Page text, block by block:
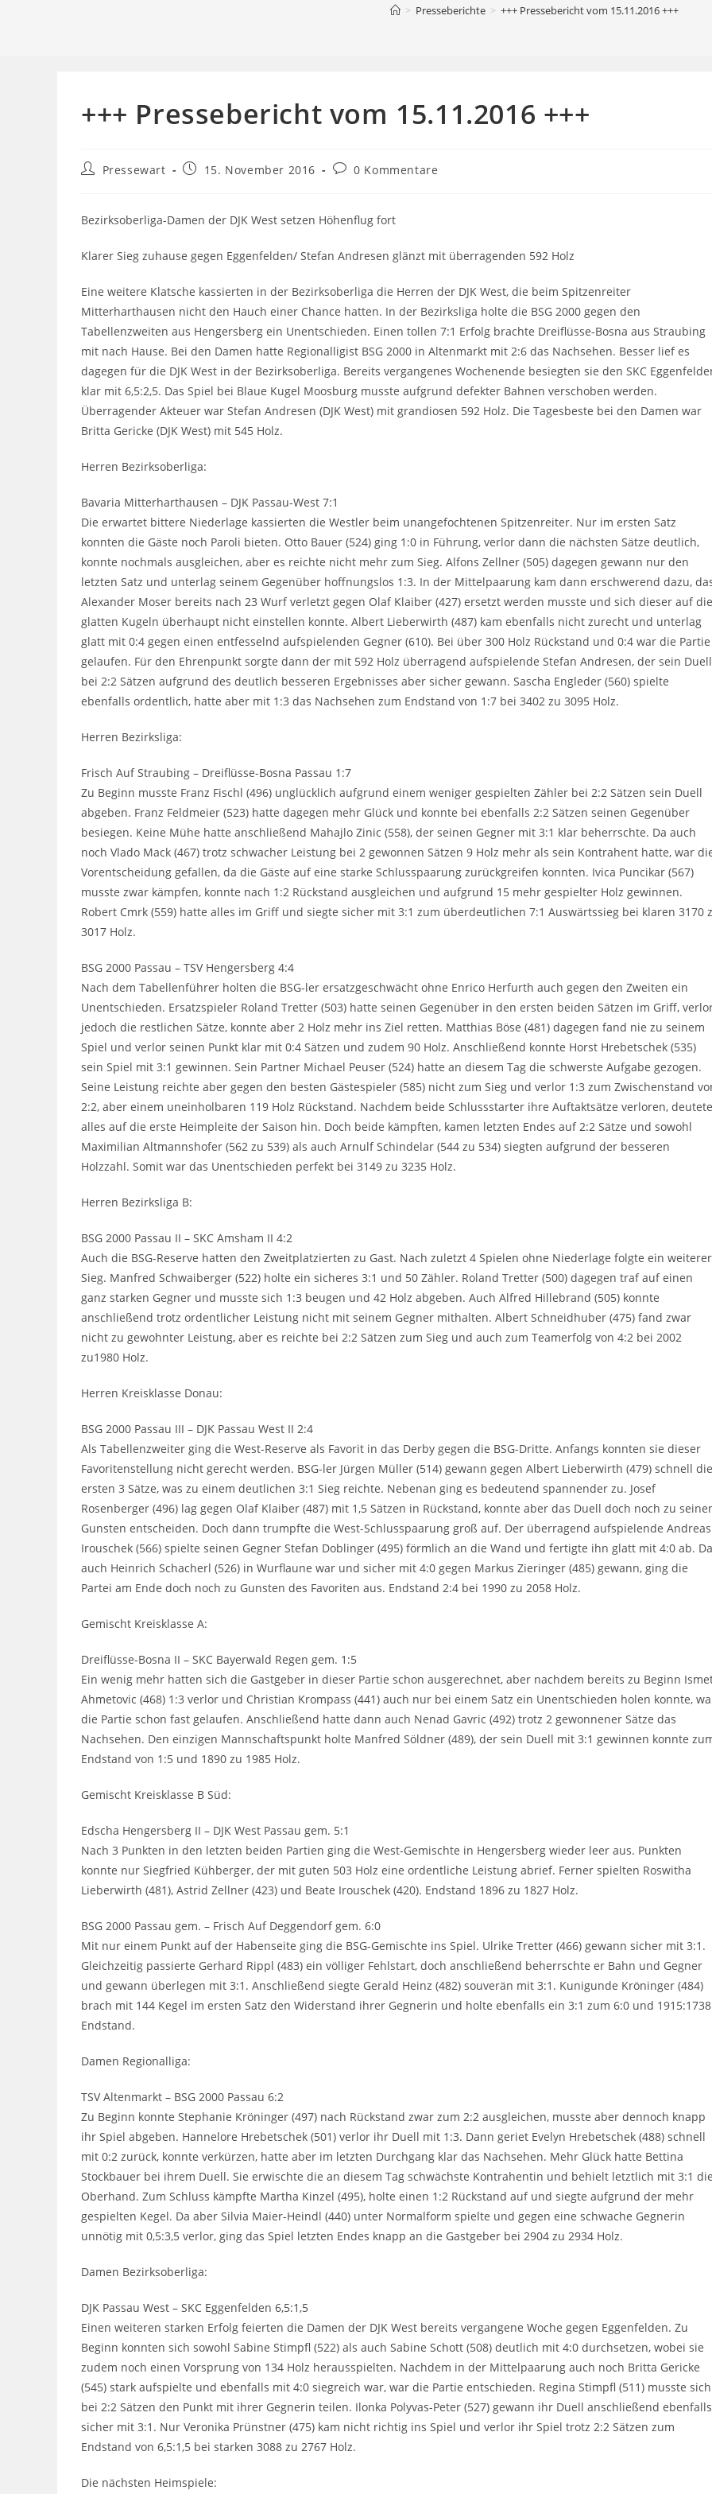
> Presseberichte > +++ Pressebericht vom 15.11.2016 +++
+++ Pressebericht vom 15.11.2016 +++
Beitrags-
Pressewart
Beitrag15. November 2016
Beitrags-
0 Kommentare
Bezirksoberliga-Damen der DJK West setzen Höhenflug fort
Klarer Sieg zuhause gegen Eggenfelden/ Stefan Andresen glänzt mit überragenden 592 Holz
Eine weitere Klatsche kassierten in der Bezirksoberliga die Herren der DJK West, die beim Spitzenreiter
Mitterharthausen nicht den Hauch einer Chance hatten. In der Bezirksliga holte die BSG 2000 gegen den
Tabellenzweiten aus Hengersberg ein Unentschieden. Einen tollen 7:1 Erfolg brachte Dreiflüsse-Bosna aus Straubing
mit nach Hause. Bei den Damen hatte Regionalligist BSG 2000 in Altenmarkt mit 2:6 das Nachsehen. Besser lief es
dagegen für die DJK West in der Bezirksoberliga. Bereits vergangenes Wochenende besiegten sie den SKC
klar mit 6,5:2,5. Das Spiel bei Blaue Kugel Moosburg musste aufgrund defekter Bahnen verschoben werden.
Überragender Akteuer war Stefan Andresen (DJK West) mit grandiosen 592 Holz. Die Tagesbeste bei den Damen war
Britta Gericke (DJK West) mit 545 Holz.
Herren Bezirksoberliga:
Bavaria Mitterharthausen – DJK Passau-West 7:1
Die erwartet bittere Niederlage kassierten die Westler beim unangefochtenen Spitzenreiter. Nur im ersten Satz
konnten die Gäste noch Paroli bieten. Otto Bauer (524) ging 1:0 in Führung, verlor dann die nächsten Sätze deutlich,
konnte nochmals ausgleichen, aber es reichte nicht mehr zum Sieg. Alfons Zellner (505) dagegen gewann nur den
letzten Satz und unterlag seinem Gegenüber hoffnungslos 1:3. In der Mittelpaarung kam dann erschwerend dazu,
Alexander Moser bereits nach 23 Wurf verletzt gegen Olaf Klaiber (427) ersetzt werden musste und sich dieser auf die
glatten Kugeln überhaupt nicht einstellen konnte. Albert Lieberwirth (487) kam ebenfalls nicht zurecht und unterlag
glatt mit 0:4 gegen einen entfesselnd aufspielenden Gegner (610). Bei über 300 Holz Rückstand und 0:4 war die Partie
gelaufen. Für den Ehrenpunkt sorgte dann der mit 592 Holz überragend aufspielende Stefan Andresen, der sein Duell
bei 2:2 Sätzen aufgrund des deutlich besseren Ergebnisses aber sicher gewann. Sascha Engleder (560) spielte
ebenfalls ordentlich, hatte aber mit 1:3 das Nachsehen zum Endstand von 1:7 bei 3402 zu 3095 Holz.
Herren Bezirksliga:
Frisch Auf Straubing – Dreiflüsse-Bosna Passau 1:7
Zu Beginn musste Franz Fischl (496) unglücklich aufgrund einem weniger gespielten Zähler bei 2:2 Sätzen sein Duell
abgeben. Franz Feldmeier (523) hatte dagegen mehr Glück und konnte bei ebenfalls 2:2 Sätzen seinen Gegenüber
besiegen. Keine Mühe hatte anschließend Mahajlo Zinic (558), der seinen Gegner mit 3:1 klar beherrschte. Da auch
noch Vlado Mack (467) trotz schwacher Leistung bei 2 gewonnen Sätzen 9 Holz mehr als sein Kontrahent hatte, war
Vorentscheidung gefallen, da die Gäste auf eine starke Schlusspaarung zurückgreifen konnten. Ivica Puncikar (567)
musste zwar kämpfen, konnte nach 1:2 Rückstand ausgleichen und aufgrund 15 mehr gespielter Holz gewinnen.
Robert Cmrk (559) hatte alles im Griff und siegte sicher mit 3:1 zum überdeutlichen 7:1 Auswärtssieg bei klaren 3170
3017 Holz.
BSG 2000 Passau – TSV Hengersberg 4:4
Nach dem Tabellenführer holten die BSG-ler ersatzgeschwächt ohne Enrico Herfurth auch gegen den Zweiten ein
Unentschieden. Ersatzspieler Roland Tretter (503) hatte seinen Gegenüber in den ersten beiden Sätzen im Griff,
jedoch die restlichen Sätze, konnte aber 2 Holz mehr ins Ziel retten. Matthias Böse (481) dagegen fand nie zu seinem
Spiel und verlor seinen Punkt klar mit 0:4 Sätzen und zudem 90 Holz. Anschließend konnte Horst Hrebetschek (535)
sein Spiel mit 3:1 gewinnen. Sein Partner Michael Peuser (524) hatte an diesem Tag die schwerste Aufgabe gezogen.
Seine Leistung reichte aber gegen den besten Gästespieler (585) nicht zum Sieg und verlor 1:3 zum Zwischenstand
2:2, aber einem uneinholbaren 119 Holz Rückstand. Nachdem beide Schlussstarter ihre Auftaktsätze verloren, deutete
alles auf die erste Heimpleite der Saison hin. Doch beide kämpften, kamen letzten Endes auf 2:2 Sätze und sowohl
Maximilian Altmannshofer (562 zu 539) als auch Arnulf Schindelar (544 zu 534) siegten aufgrund der besseren
Holzzahl. Somit war das Unentschieden perfekt bei 3149 zu 3235 Holz.
Herren Bezirksliga B:
BSG 2000 Passau II – SKC Amsham II 4:2
Auch die BSG-Reserve hatten den Zweitplatzierten zu Gast. Nach zuletzt 4 Spielen ohne Niederlage folgte ein weiterer
Sieg. Manfred Schwaiberger (522) holte ein sicheres 3:1 und 50 Zähler. Roland Tretter (500) dagegen traf auf einen
ganz starken Gegner und musste sich 1:3 beugen und 42 Holz abgeben. Auch Alfred Hillebrand (505) konnte
anschließend trotz ordentlicher Leistung nicht mit seinem Gegner mithalten. Albert Schneidhuber (475) fand zwar
nicht zu gewohnter Leistung, aber es reichte bei 2:2 Sätzen zum Sieg und auch zum Teamerfolg von 4:2 bei 2002
zu1980 Holz.
Herren Kreisklasse Donau:
BSG 2000 Passau III – DJK Passau West II 2:4
Als Tabellenzweiter ging die West-Reserve als Favorit in das Derby gegen die BSG-Dritte. Anfangs konnten sie dieser
Favoritenstellung nicht gerecht werden. BSG-ler Jürgen Müller (514) gewann gegen Albert Lieberwirth (479) schnell die
ersten 3 Sätze, was zu einem deutlichen 3:1 Sieg reichte. Nebenan ging es bedeutend spannender zu. Josef
Rosenberger (496) lag gegen Olaf Klaiber (487) mit 1,5 Sätzen in Rückstand, konnte aber das Duell doch noch zu
Gunsten entscheiden. Doch dann trumpfte die West-Schlusspaarung groß auf. Der überragend aufspielende Andreas
Irouschek (566) spielte seinen Gegner Stefan Doblinger (495) förmlich an die Wand und fertigte ihn glatt mit 4:0 ab. Da
auch Heinrich Schacherl (526) in Wurflaune war und sicher mit 4:0 gegen Markus Zieringer (485) gewann, ging die
Partei am Ende doch noch zu Gunsten des Favoriten aus. Endstand 2:4 bei 1990 zu 2058 Holz.
Gemischt Kreisklasse A:
Dreiflüsse-Bosna II – SKC Bayerwald Regen gem. 1:5
Ein wenig mehr hatten sich die Gastgeber in dieser Partie schon ausgerechnet, aber nachdem bereits zu Beginn
Ahmetovic (468) 1:3 verlor und Christian Krompass (441) auch nur bei einem Satz ein Unentschieden holen konnte,
die Partie schon fast gelaufen. Anschließend hatte dann auch Nenad Gavric (492) trotz 2 gewonnener Sätze das
Nachsehen. Den einzigen Mannschaftspunkt holte Manfred Söldner (489), der sein Duell mit 3:1 gewinnen konnte
Endstand von 1:5 und 1890 zu 1985 Holz.
Gemischt Kreisklasse B Süd:
Edscha Hengersberg II – DJK West Passau gem. 5:1
Nach 3 Punkten in den letzten beiden Partien ging die West-Gemischte in Hengersberg wieder leer aus. Punkten
konnte nur Siegfried Kühberger, der mit guten 503 Holz eine ordentliche Leistung abrief. Ferner spielten Roswitha
Lieberwirth (481), Astrid Zellner (423) und Beate Irouschek (420). Endstand 1896 zu 1827 Holz.
BSG 2000 Passau gem. – Frisch Auf Deggendorf gem. 6:0
Mit nur einem Punkt auf der Habenseite ging die BSG-Gemischte ins Spiel. Ulrike Tretter (466) gewann sicher mit 3:1.
Gleichzeitig passierte Gerhard Rippl (483) ein völliger Fehlstart, doch anschließend beherrschte er Bahn und Gegner
und gewann überlegen mit 3:1. Anschließend siegte Gerald Heinz (482) souverän mit 3:1. Kunigunde Kröninger (484)
brach mit 144 Kegel im ersten Satz den Widerstand ihrer Gegnerin und holte ebenfalls ein 3:1 zum 6:0 und 1915:1738
Endstand.
Damen Regionalliga:
TSV Altenmarkt – BSG 2000 Passau 6:2
Zu Beginn konnte Stephanie Kröninger (497) nach Rückstand zwar zum 2:2 ausgleichen, musste aber dennoch knapp
ihr Spiel abgeben. Hannelore Hrebetschek (501) verlor ihr Duell mit 1:3. Dann geriet Evelyn Hrebetschek (488) schnell
mit 0:2 zurück, konnte verkürzen, hatte aber im letzten Durchgang klar das Nachsehen. Mehr Glück hatte Bettina
Stockbauer bei ihrem Duell. Sie erwischte die an diesem Tag schwächste Kontrahentin und behielt letztlich mit 3:1
Oberhand. Zum Schluss kämpfte Martha Kinzel (495), holte einen 1:2 Rückstand auf und siegte aufgrund der mehr
gespielten Kegel. Da aber Silvia Maier-Heindl (440) unter Normalform spielte und gegen eine schwache Gegnerin
unnötig mit 0,5:3,5 verlor, ging das Spiel letzten Endes knapp an die Gastgeber bei 2904 zu 2934 Holz.
Damen Bezirksoberliga:
DJK Passau West – SKC Eggenfelden 6,5:1,5
Einen weiteren starken Erfolg feierten die Damen der DJK West bereits vergangene Woche gegen Eggenfelden. Zu
Beginn konnten sich sowohl Sabine Stimpfl (522) als auch Sabine Schott (508) deutlich mit 4:0 durchsetzen, wobei sie
zudem noch einen Vorsprung von 134 Holz herausspielten. Nachdem in der Mittelpaarung auch noch Britta Gericke
(545) stark aufspielte und ebenfalls mit 4:0 siegreich war, war die Partie entschieden. Regina Stimpfl (511) musste sich
bei 2:2 Sätzen den Punkt mit ihrer Gegnerin teilen. Ilonka Polyvas-Peter (527) gewann ihr Duell anschließend ebenfalls
sicher mit 3:1. Nur Veronika Prünstner (475) kam nicht richtig ins Spiel und verlor ihr Spiel trotz 2:2 Sätzen zum
Endstand von 6,5:1,5 bei starken 3088 zu 2767 Holz.
Die nächsten Heimspiele: